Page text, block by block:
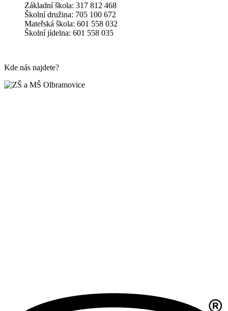
Základní škola: 317 812 468
Školní družina: 705 100 672
Mateřská škola: 601 558 032
Školní jídelna: 601 558 035
Kde nás najdete?